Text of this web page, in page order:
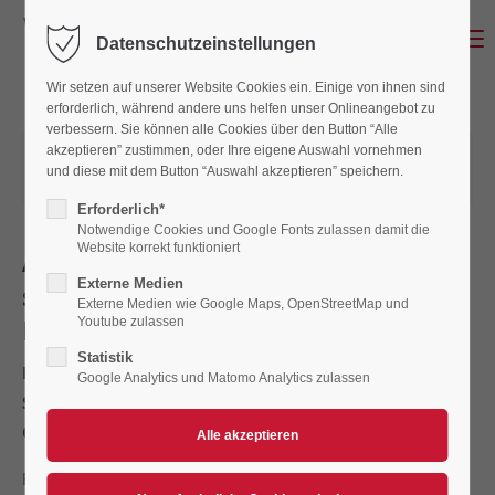
31.03.2023 09:46
von Claudia Patzak
Am kommenden Wochenende
starten die Aktiven des AC
Landshut in die Saison 2023
Paarcup und Bayerncup in Herxheim am 2. April –
Saisonstart in der Ersten Polnischen Liga am
Ostersonntag
Für die Speedwayfans hat die lange Winterpause endlich
Datenschutzeinstellungen
Wir setzen auf unserer Website Cookies ein. Einige von ihnen sind
erforderlich, während andere uns helfen unser Onlineangebot zu
verbessern. Sie können alle Cookies über den Button “Alle
akzeptieren” zustimmen, oder Ihre eigene Auswahl vornehmen
und diese mit dem Button “Auswahl akzeptieren” speichern.
Erforderlich*
Notwendige Cookies und Google Fonts zulassen damit die
Website korrekt funktioniert
Externe Medien
Externe Medien wie Google Maps, OpenStreetMap und
Youtube zulassen
Statistik
Google Analytics und Matomo Analytics zulassen